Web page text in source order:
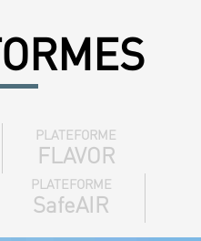
PLATEFORME
FLAVOR
PLATEFORME
SafeAIR